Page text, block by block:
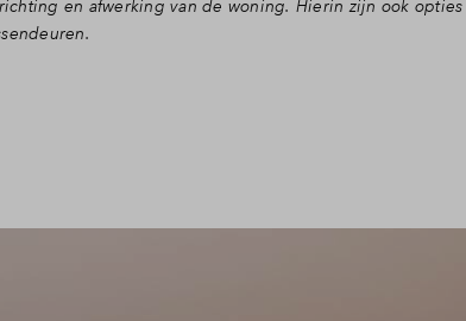
en afwerking van de woning. Hierin zijn ook opties